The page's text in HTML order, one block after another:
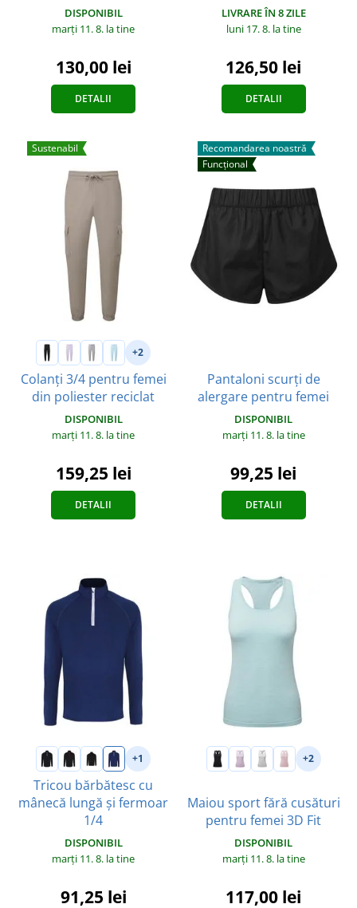
DISPONIBIL
marți 11. 8. la tine
130,00 lei
DETALII
LIVRARE ÎN 8 ZILE
luni 17. 8. la tine
126,50 lei
DETALII
Sustenabil
+2
Colanți 3/4 pentru femei
din poliester reciclat
DISPONIBIL
marți 11. 8. la tine
159,25 lei
DETALII
Recomandarea noastră
Funcțional
Pantaloni scurți de
alergare pentru femei
DISPONIBIL
marți 11. 8. la tine
99,25 lei
DETALII
+1
Tricou bărbătesc cu
mânecă lungă și fermoar
1/4
DISPONIBIL
marți 11. 8. la tine
91,25 lei
+2
Maiou sport fără cusături
pentru femei 3D Fit
DISPONIBIL
marți 11. 8. la tine
117,00 lei